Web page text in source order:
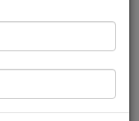
ou login não